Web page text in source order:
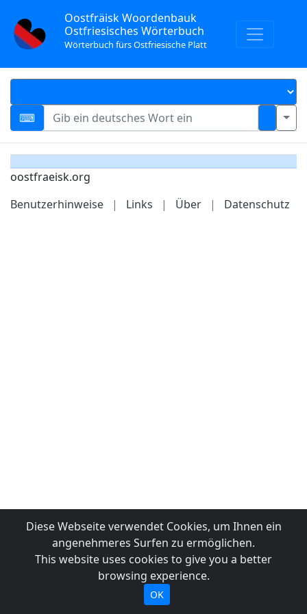
Oostfräisk Woordenbauk
Ostfriesisches Wörterbuch
Wörterbuch fürs Ostfriesische Platt
oostfraeisk.org
Benutzerhinweise
| Links | Über | Datenschutz
Diese Webseite verwendet Cookies, um Ihnen ein
angenehmeres Surfen zu ermöglichen.
This website uses cookies to give you a better
browsing experience.
OK